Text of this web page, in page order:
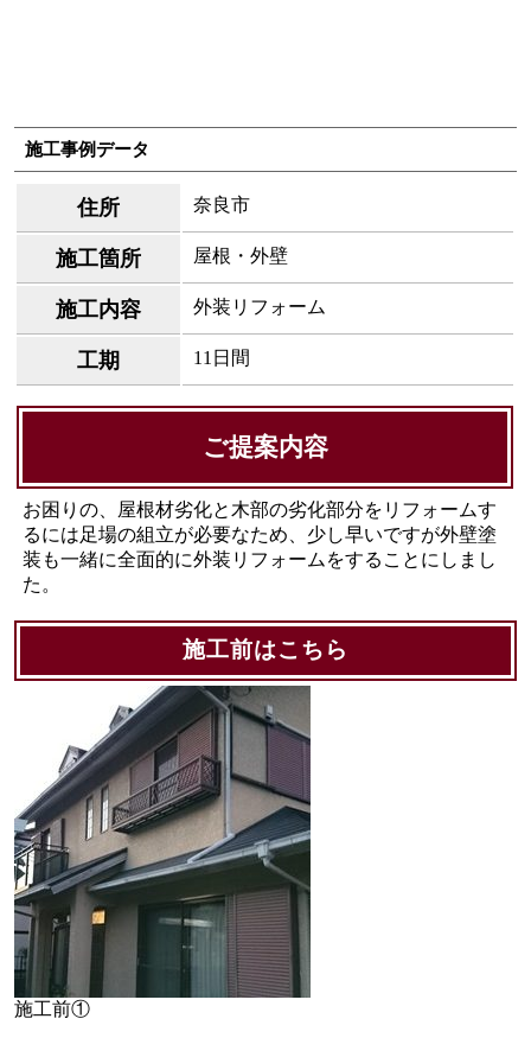
施工事例データ
住所 奈良市
施工箇所 屋根・外壁
施工内容 外装リフォーム
工期 11日間
ご提案内容
お困りの、屋根材劣化と木部の劣化部分をリフォームす
るには足場の組立が必要なため、少し早いですが外壁塗
装も一緒に全面的に外装リフォームをすることにしまし
た。
施工前はこちら
施工前①